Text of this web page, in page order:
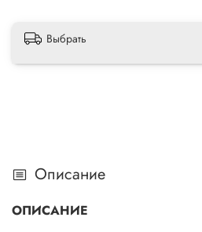
Выбрать
Описание
ОПИСАНИЕ